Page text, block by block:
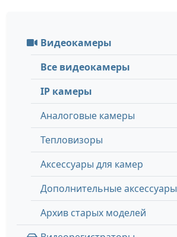
Видеокамеры
Все видеокамеры
IP камеры
Аналоговые камеры
Тепловизоры
Аксессуары для камер
Дополнительные аксессуары
Архив старых моделей